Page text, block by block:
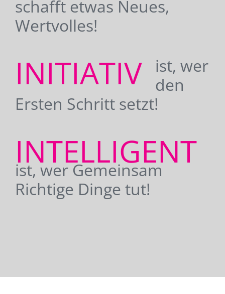
schafft etwas Neues,
Wertvolles!
INITIATIV
ist, wer
den
Ersten Schritt setzt!
INTELLIGENT
ist, wer Gemeinsam
Richtige Dinge tut!